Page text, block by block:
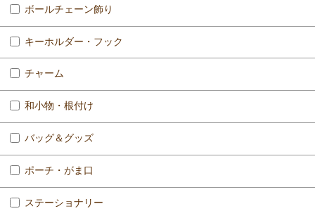
ボールチェーン飾り
キーホルダー・フック
チャーム
和小物・根付け
バッグ＆グッズ
ポーチ・がま口
ステーショナリー